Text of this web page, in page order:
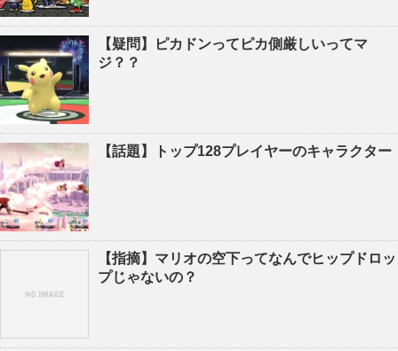
【疑問】ピカドンってピカ側厳しいってマ
ジ？？
【話題】トップ128プレイヤーのキャラクター
【指摘】マリオの空下ってなんでヒップドロッ
プじゃないの？